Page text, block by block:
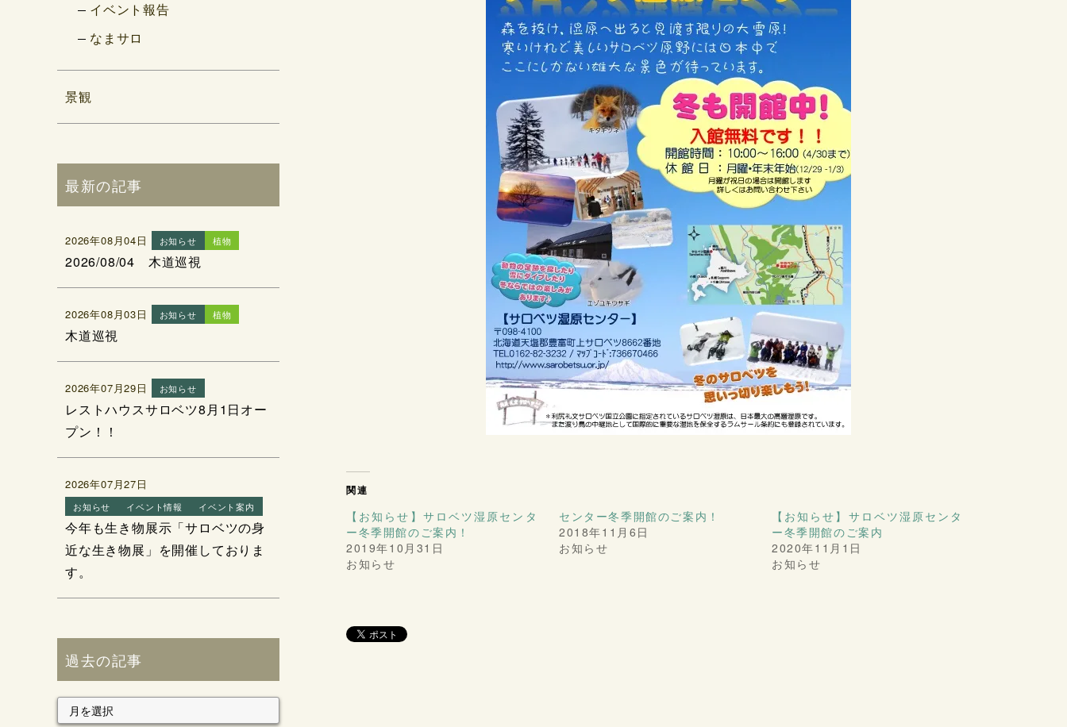
関連
【お知らせ】サロベツ湿原センタ
ー冬季開館のご案内！
2019年10月31日
お知らせ
センター冬季開館のご案内！
2018年11月6日
お知らせ
【お知らせ】サロベツ湿原センタ
ー冬季開館のご案内
2020年11月1日
お知らせ
イベント報告
なまサロ
景観
最新の記事
2026年08月04日 お知らせ 植物
2026/08/04 木道巡視
2026年08月03日 お知らせ 植物
木道巡視
2026年07月29日 お知らせ
レストハウスサロベツ8月1日オー
プン！！
2026年07月27日
お知らせ イベント情報 イベント案内
今年も生き物展示「サロベツの身
近な生き物展」を開催しておりま
す。
過去の記事